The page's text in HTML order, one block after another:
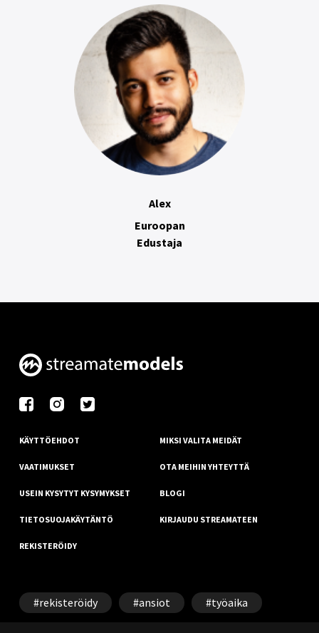
Alex
Euroopan
Edustaja
KÄYTTÖEHDOT MIKSI VALITA MEIDÄT
VAATIMUKSET OTA MEIHIN YHTEYTTÄ
USEIN KYSYTYT KYSYMYKSET BLOGI
TIETOSUOJAKÄYTÄNTÖ KIRJAUDU STREAMATEEN
REKISTERÖIDY
rekisteröidy ansiot työaika